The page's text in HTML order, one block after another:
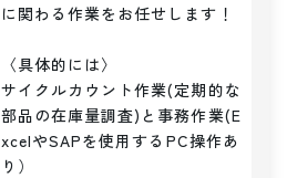
に関わる作業をお任せします！
〈具体的には〉
サイクルカウント作業(定期的な
部品の在庫量調査)と事務作業(E
xcelやSAPを使用するPC操作あ
り）